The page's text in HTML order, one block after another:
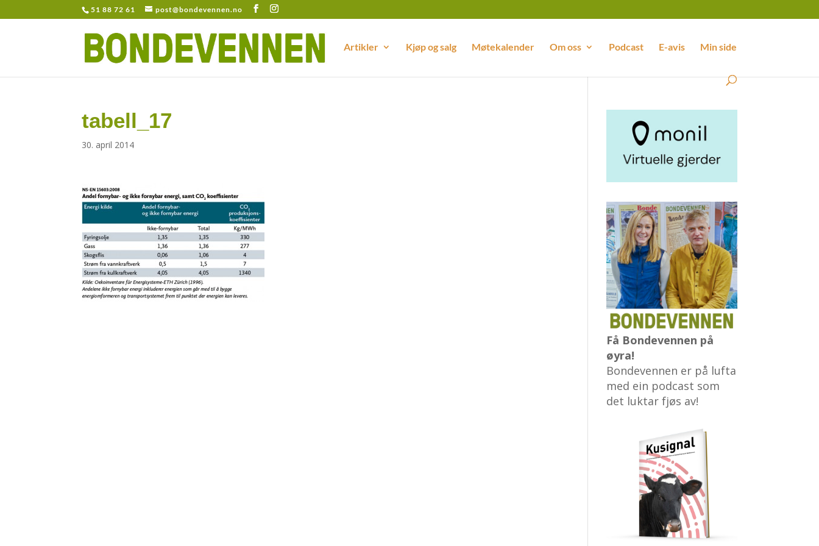
51 88 72 61 post@bondevennen.no
Artikler Kjøp og salg Møtekalender Om oss Podcast E-avis Min side
tabell_17
30. april 2014
Få Bondevennen på
øyra!
Bondevennen er på lufta
med ein podcast som
det luktar fjøs av!